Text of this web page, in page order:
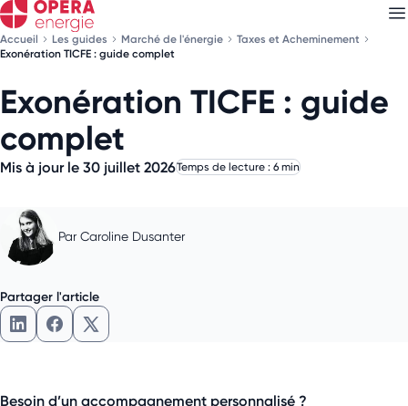
Accueil Les guides Marché de l'énergie
Taxes et Acheminement
Exonération TICFE : guide complet
Exonération TICFE : guide
complet
Mis à jour le 30 juillet 2026Temps de lecture : 6 min
Par Caroline Dusanter
Partager l'article
Partager l'article sur LinkedIn
Partager l'article sur Facebook
Partager l'article sur X
Besoin d’un accompagnement personnalisé ?
Découvrez nosnewsletters
Choisissez les newsletters qui vous intéressent